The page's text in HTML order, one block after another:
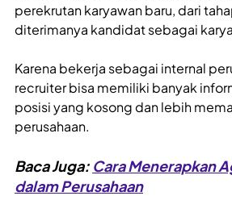
perekrutan karyawan baru, dari
diterimanya kandidat sebagai
Karena bekerja sebagai internal
recruiter bisa memiliki banyak
posisi yang kosong dan lebih
perusahaan.
Baca Juga: Cara Menerapkan
dalam Perusahaan